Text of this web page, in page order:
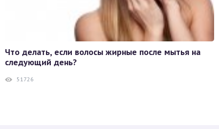
Что делать, если волосы жирные после мытья на
следующий день?
51726